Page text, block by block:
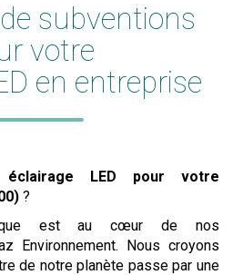
subventions
votre
en entreprise
éclairage LED pour votre
?
est au cœur de nos
Environnement. Nous croyons
de notre planète passe par une